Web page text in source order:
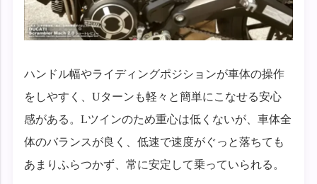
ハンドル幅やライディングポジションが車体の操作
をしやすく、Uターンも軽々と簡単にこなせる安心
感がある。Lツインのため重心は低くないが、車体全
体のバランスが良く、低速で速度がぐっと落ちても
あまりふらつかず、常に安定して乗っていられる。